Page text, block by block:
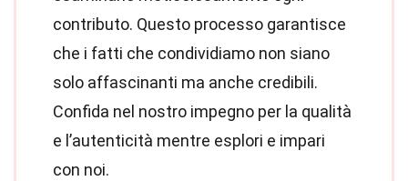
contributo. Questo processo garantisce
che i fatti che condividiamo non siano
solo affascinanti ma anche credibili.
Confida nel nostro impegno per la qualità
e l’autenticità mentre esplori e impari
con noi.